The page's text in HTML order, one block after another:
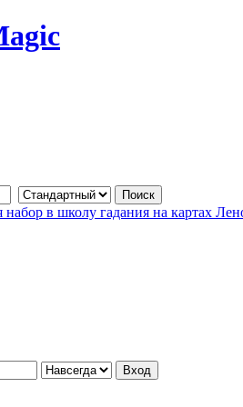
набор в школу гадания на картах